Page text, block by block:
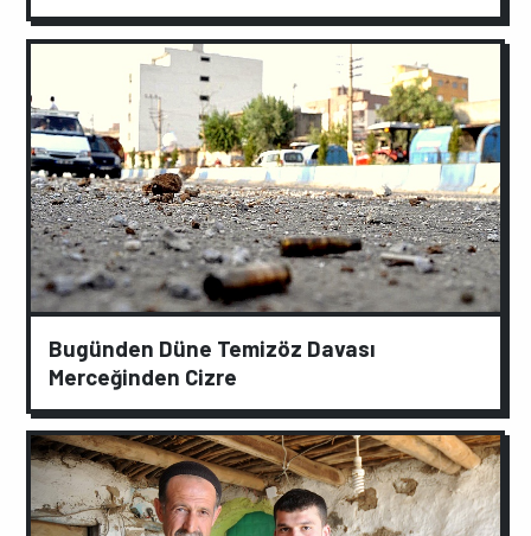
Bugünden Düne Temizöz Davası
Merceğinden Cizre